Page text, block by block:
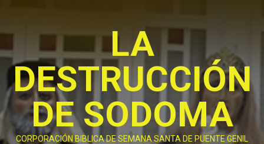
contenido
LA
DESTRUCCIÓN
DE SODOMA
CORPORACIÓN BIBLICA DE SEMANA SANTA DE PUENTE GENIL